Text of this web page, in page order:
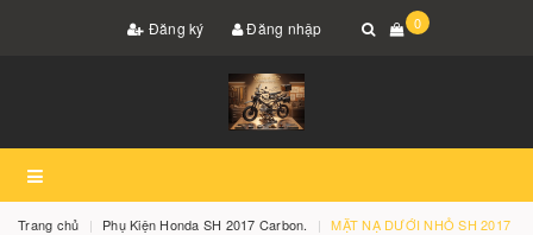
Đăng ký Đăng nhập 0
Trang chủ Phụ Kiện Honda SH 2017 Carbon.
MẶT NẠ DƯỚI NHỎ SH 2017